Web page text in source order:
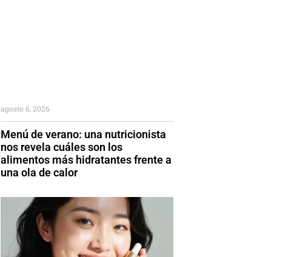
Menú de verano: una nutricionista
nos revela cuáles son los
alimentos más hidratantes frente a
una ola de calor
agosto 6, 2026